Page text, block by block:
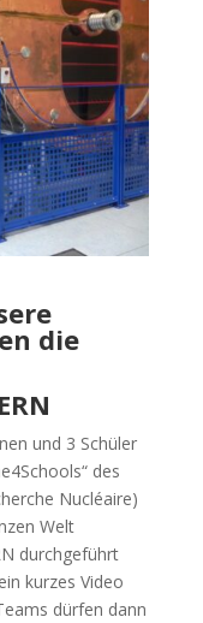
die
und 3 Schüler
des
Nucléaire)
Welt
durchgeführt
kurzes Video
dürfen dann